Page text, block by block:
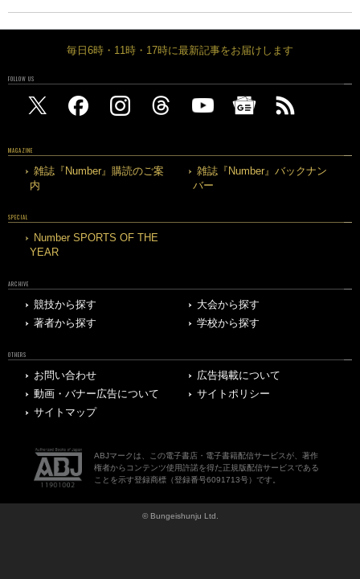
毎日6時・11時・17時に最新記事をお届けします
FOLLOW US
MAGAZINE
雑誌『Number』購読のご案
内
雑誌『Number』バックナン
バー
SPECIAL
Number SPORTS OF THE
YEAR
ARCHIVE
競技から探す
大会から探す
著者から探す
学校から探す
OTHERS
お問い合わせ
広告掲載について
動画・バナー広告について
サイトポリシー
サイトマップ
ABJマークは、この電子書店・電子書籍配信サービスが、著作
権者からコンテンツ使用許諾を得た正規版配信サービスである
ことを示す登録商標（登録番号6091713号）です。
© Bungeishunju Ltd.